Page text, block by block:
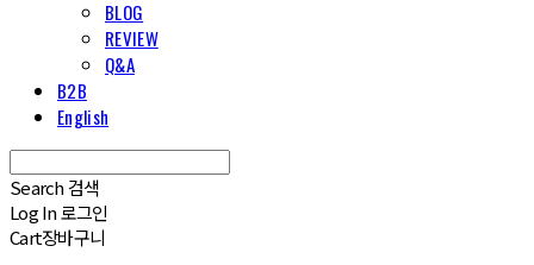
BLOG
REVIEW
Q&A
B2B
English
Search 검색
Log In로그인
Cart장바구니